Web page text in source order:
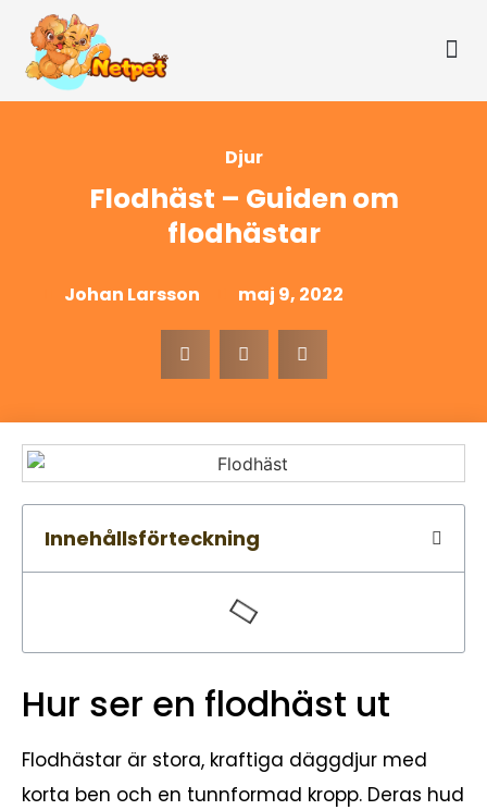
Djur
Flodhäst – Guiden om
flodhästar
Johan Larsson maj 9, 2022
Innehållsförteckning
Hur ser en flodhäst ut
Flodhästar är stora, kraftiga däggdjur med
korta ben och en tunnformad kropp. Deras hud